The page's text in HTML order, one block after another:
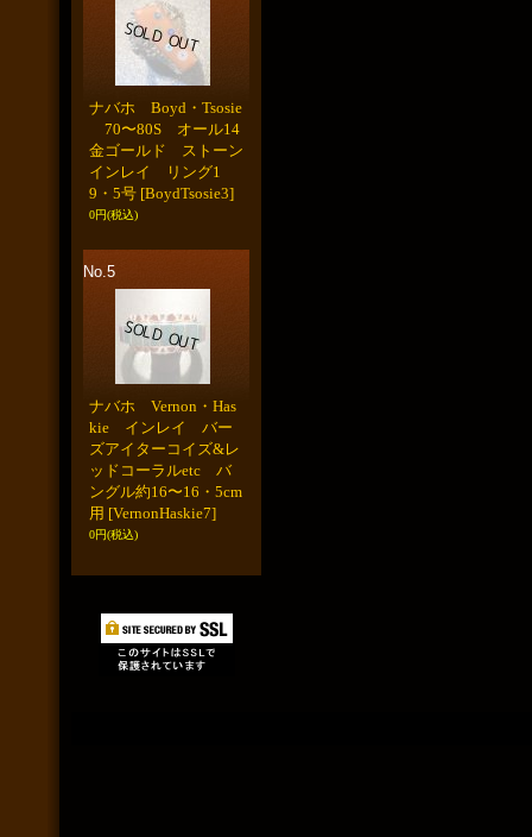
ナバホ Boyd・Tsosie
70〜80S オール14
金ゴールド ストーン
インレイ リング1
9・5号 [BoydTsosie3]
0円(税込)
No.5
ナバホ Vernon・Has
kie インレイ バー
ズアイターコイズ&レ
ッドコーラルetc バ
ングル約16〜16・5cm
用 [VernonHaskie7]
0円(税込)